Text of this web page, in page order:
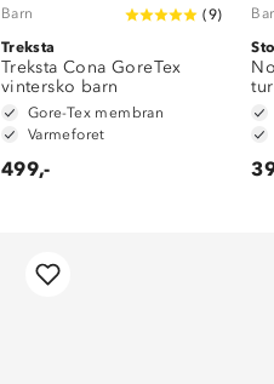
Barn (9)
Treksta
Treksta Cona GoreTex
vintersko barn
Gore-Tex membran
Varmeforet
499,-